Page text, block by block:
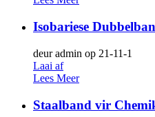
Isobariese
deur admin op 21-11-1
Laai af
Lees Meer
Staalband vir